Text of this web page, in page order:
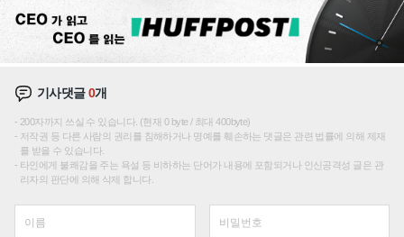
기사댓글0개
200자까지 쓰실 수 있습니다. (현재 0 byte / 최대 400byte)
저작권 등 다른 사람의 권리를 침해하거나 명예를 훼손하는 댓글은 관련 법률에 의해 제재
를 받을 수 있습니다.
타인에게 불쾌감을 주는 욕설 등 비하하는 단어가 내용에 포함되거나 인신공격성 글은 관
리자의 판단에 의해 삭제 합니다.